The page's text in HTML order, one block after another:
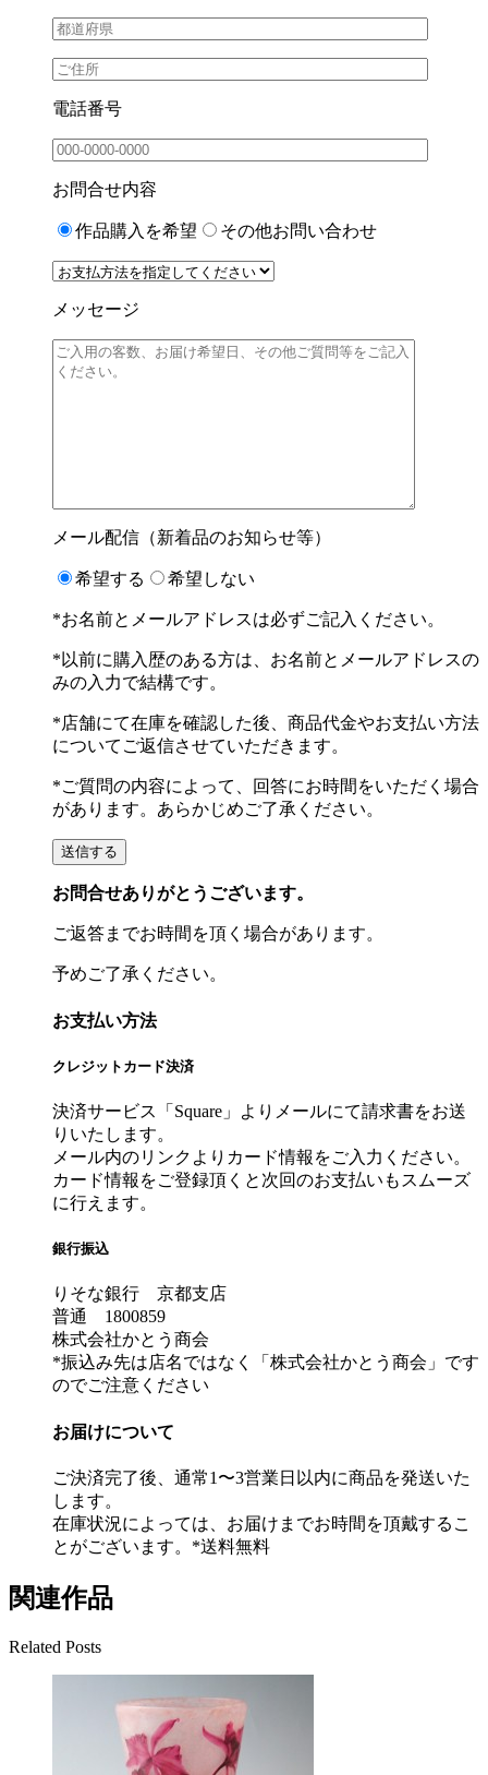
電話番号
お問合せ内容
作品購入を希望 その他お問い合わせ
メッセージ
メール配信（新着品のお知らせ等）
希望する 希望しない
*お名前とメールアドレスは必ずご記入ください。
*以前に購入歴のある方は、お名前とメールアドレスの
みの入力で結構です。
*店舗にて在庫を確認した後、商品代金やお支払い方法
についてご返信させていただきます。
*ご質問の内容によって、回答にお時間をいただく場合
があります。あらかじめご了承ください。
お問合せありがとうございます。
ご返答までお時間を頂く場合があります。
予めご了承ください。
お支払い方法
クレジットカード決済
決済サービス「Square」よりメールにて請求書をお送
りいたします。
メール内のリンクよりカード情報をご入力ください。
カード情報をご登録頂くと次回のお支払いもスムーズ
に行えます。
銀行振込
りそな銀行 京都支店
普通 1800859
株式会社かとう商会
*振込み先は店名ではなく「株式会社かとう商会」です
のでご注意ください
お届けについて
ご決済完了後、通常1〜3営業日以内に商品を発送いた
します。
在庫状況によっては、お届けまでお時間を頂戴するこ
とがございます。*送料無料
関連作品
Related Posts